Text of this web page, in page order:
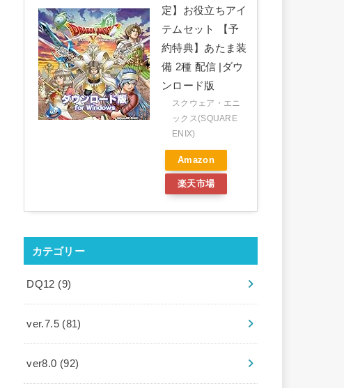
定】お役立ちアイ
テムセット 【予
約特典】あたま装
備 2種 配信 |ダウ
ンロード版
スクウェア・エニ
ックス(SQUARE
ENIX)
Amazon
楽天市場
カテゴリー
DQ12 (9)
ver.7.5 (81)
ver8.0 (92)